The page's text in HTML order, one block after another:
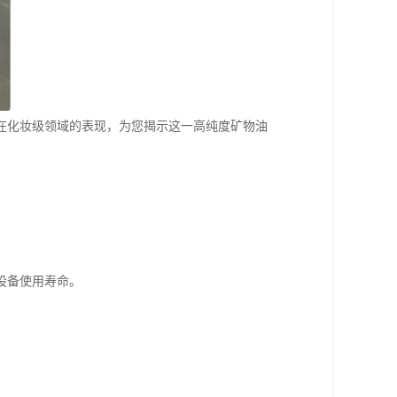
妆级领域的表现，为您揭示这一高纯度矿物油
使用寿命。